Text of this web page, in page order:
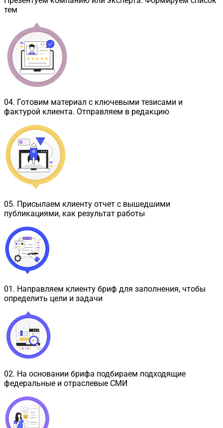
тем
04. Готовим материал с ключевыми тезисами и
фактурой клиента. Отправляем в редакцию
05. Присылаем клиенту отчет с вышедшими
публикациями, как результат работы
01 . Направляем клиенту бриф для заполнения, чтобы
определить цели и задачи
02. На основании брифа подбираем подходящие
федеральные и отраслевые СМИ